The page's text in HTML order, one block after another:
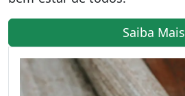
Saiba Mais